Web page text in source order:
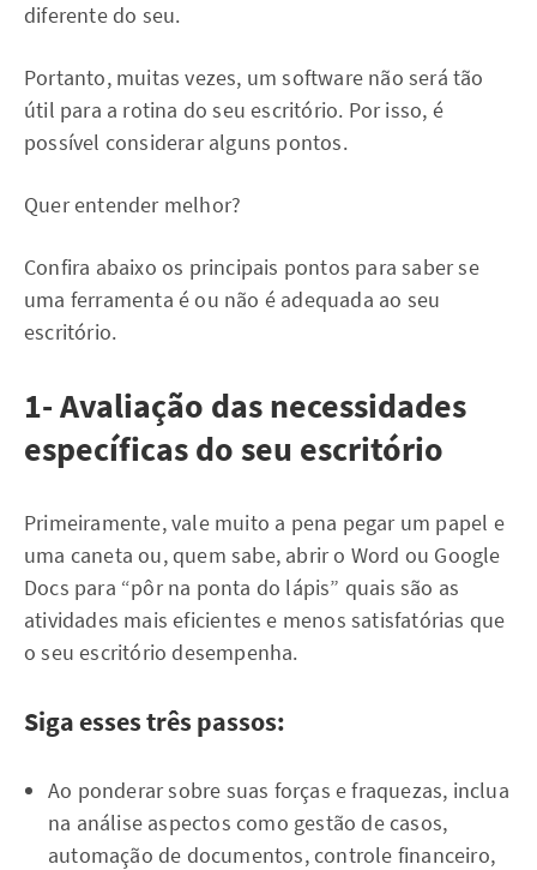
diferente do seu.
Portanto, muitas vezes, um software não será tão
útil para a rotina do seu escritório. Por isso, é
possível considerar alguns pontos.
Quer entender melhor?
Confira abaixo os principais pontos para saber se
uma ferramenta é ou não é adequada ao seu
escritório.
1- Avaliação das necessidades
específicas do seu escritório
Primeiramente, vale muito a pena pegar um papel e
uma caneta ou, quem sabe, abrir o Word ou Google
Docs para “pôr na ponta do lápis” quais são as
atividades mais eficientes e menos satisfatórias que
o seu escritório desempenha.
Siga esses três passos:
Ao ponderar sobre suas forças e fraquezas, inclua
na análise aspectos como gestão de casos,
automação de documentos, controle financeiro,